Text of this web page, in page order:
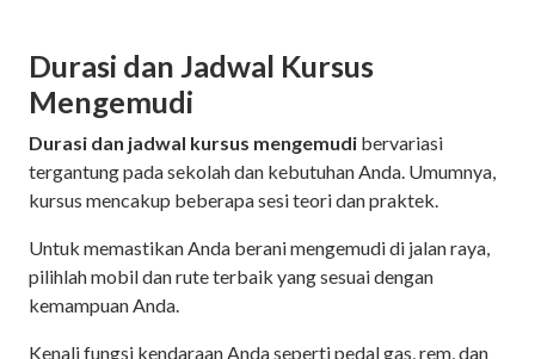
Durasi dan Jadwal Kursus
Mengemudi
Durasi dan jadwal kursus mengemudi bervariasi
tergantung pada sekolah dan kebutuhan Anda. Umumnya,
kursus mencakup beberapa sesi teori dan praktek.
Untuk memastikan Anda berani mengemudi di jalan raya,
pilihlah mobil dan rute terbaik yang sesuai dengan
kemampuan Anda.
Kenali fungsi kendaraan Anda seperti pedal gas, rem, dan